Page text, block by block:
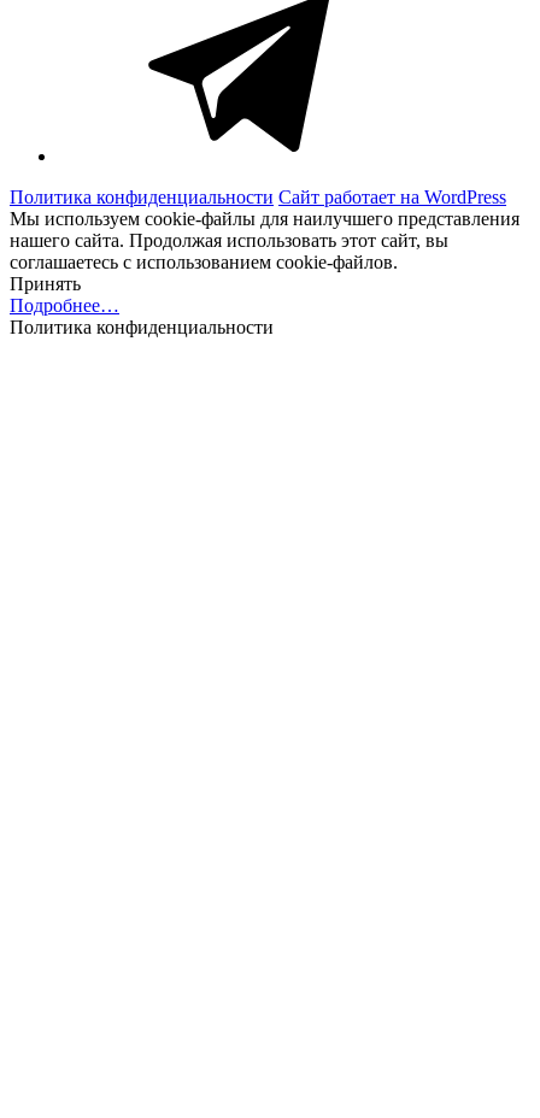
Политика конфиденциальности Сайт работает на WordPress
Мы используем cookie-файлы для наилучшего представления
нашего сайта. Продолжая использовать этот сайт, вы
соглашаетесь с использованием cookie-файлов.
Принять
Подробнее…
Политика конфиденциальности